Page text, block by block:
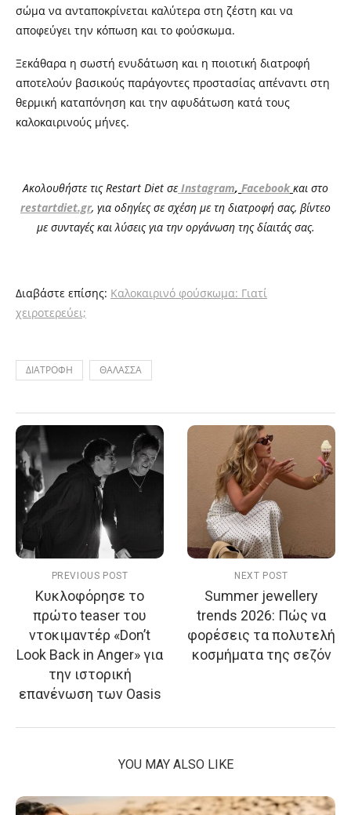
σώμα να ανταποκρίνεται καλύτερα στη ζέστη και να
αποφεύγει την κόπωση και το φούσκωμα.
Ξεκάθαρα η σωστή ενυδάτωση και η ποιοτική διατροφή
αποτελούν βασικούς παράγοντες προστασίας απέναντι στη
θερμική καταπόνηση και την αφυδάτωση κατά τους
καλοκαιρινούς μήνες.
Ακολουθήστε τις Restart Diet σεInstagram, Facebook και στο
restartdiet.gr, για οδηγίες σε σχέση με τη διατροφή σας, βίντεο
με συνταγές και λύσεις για την οργάνωση της δίαιτάς σας.
Διαβάστε επίσης: Καλοκαιρινό φούσκωμα: Γιατί
χειροτερεύει;
ΔΙΑΤΡΟΦΗ ΘΑΛΑΣΣΑ
PREVIOUS POST
Κυκλοφόρησε το
πρώτο teaser του
ντοκιμαντέρ «Don’t
Look Back in Anger» για
την ιστορική
επανένωση των Oasis
NEXT POST
Summer jewellery
trends 2026: Πώς να
φορέσεις τα πολυτελή
κοσμήματα της σεζόν
YOU MAY ALSO LIKE